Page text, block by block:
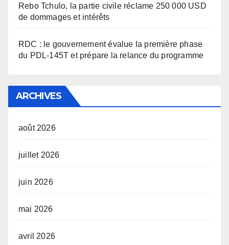
Rebo Tchulo, la partie civile réclame 250 000 USD
de dommages et intérêts
RDC : le gouvernement évalue la première phase
du PDL-145T et prépare la relance du programme
ARCHIVES
août 2026
juillet 2026
juin 2026
mai 2026
avril 2026